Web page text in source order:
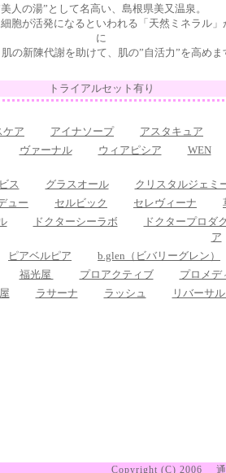
人の湯”として名高い、島根県美又温泉。
胞が活発になるといわれる「天然ミネラル」
に
の新陳代謝を助けて、肌の”自活力”を高めま
トライアルセット有り
ケア アイナソープ
アスタキュア
ヴァーナル ウィアピシア WEN
ス グラスオール
クリスタルジェミ
ュー
セルビック セレヴィーナ
ドクターシーラボ
ドクタープロダ
ア
ピアベルピア
b.glen（ビバリーグレン）
福光屋
プロアクティブ
プロメデ
ラサーナ ラッシュ リバーサ
Copyright (C) 2006